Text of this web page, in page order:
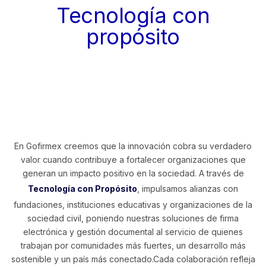
Tecnología con
propósito
En Gofirmex creemos que la innovación cobra su verdadero
valor cuando contribuye a fortalecer organizaciones que
generan un impacto positivo en la sociedad. A través de
Tecnología con Propósito , impulsamos alianzas con
fundaciones, instituciones educativas y organizaciones de la
sociedad civil, poniendo nuestras soluciones de firma
electrónica y gestión documental al servicio de quienes
trabajan por comunidades más fuertes, un desarrollo más
sostenible y un país más conectado.Cada colaboración refleja